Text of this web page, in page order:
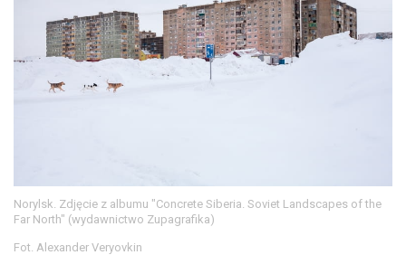
Norylsk. Zdjęcie z albumu "Concrete Siberia. Soviet Landscapes of the
Far North" (wydawnictwo Zupagrafika)
Fot. Alexander Veryovkin